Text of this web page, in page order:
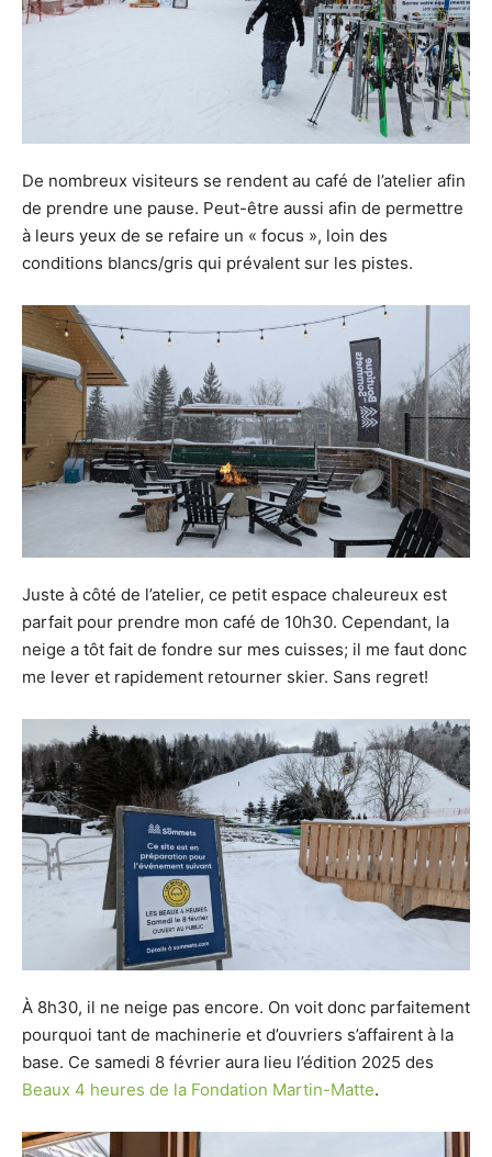
De nombreux visiteurs se rendent au café de l’atelier afin
de prendre une pause. Peut-être aussi afin de permettre
à leurs yeux de se refaire un « focus », loin des
conditions blancs/gris qui prévalent sur les pistes.
Juste à côté de l’atelier, ce petit espace chaleureux est
parfait pour prendre mon café de 10h30. Cependant, la
neige a tôt fait de fondre sur mes cuisses; il me faut donc
me lever et rapidement retourner skier. Sans regret!
À 8h30, il ne neige pas encore. On voit donc parfaitement
pourquoi tant de machinerie et d’ouvriers s’affairent à la
base. Ce samedi 8 février aura lieu l’édition 2025 des
Beaux 4 heures de la Fondation Martin-Matte.